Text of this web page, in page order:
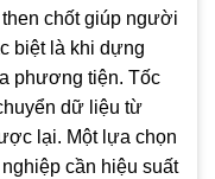
chốt giúp người
biệt là khi dựng
phương tiện. Tốc
dữ liệu từ
lại. Một lựa chọn
cần hiệu suất